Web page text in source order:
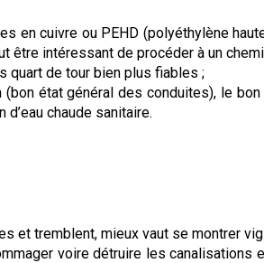
en cuivre ou PEHD (polyéthylène
être intéressant de procéder à un
quart de tour bien plus fiables ;
état général des conduites), le
chaude sanitaire.
et tremblent, mieux vaut se montrer
voire détruire les canalisations